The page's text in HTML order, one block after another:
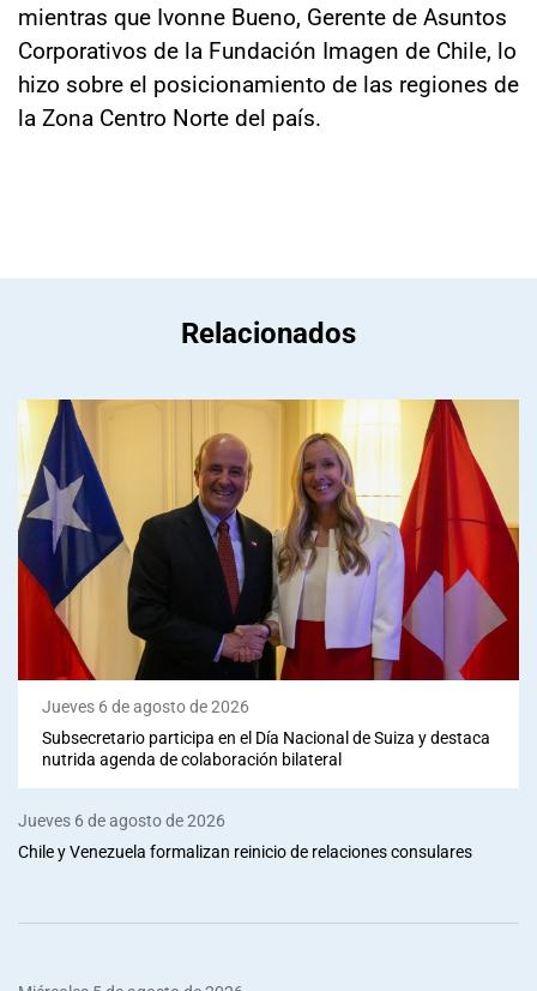
mientras que Ivonne Bueno, Gerente de Asuntos
Corporativos de la Fundación Imagen de Chile, lo
hizo sobre el posicionamiento de las regiones de
la Zona Centro Norte del país.
Relacionados
Jueves 6 de agosto de 2026
Subsecretario participa en el Día Nacional de Suiza y destaca
nutrida agenda de colaboración bilateral
Jueves 6 de agosto de 2026
Chile y Venezuela formalizan reinicio de relaciones consulares